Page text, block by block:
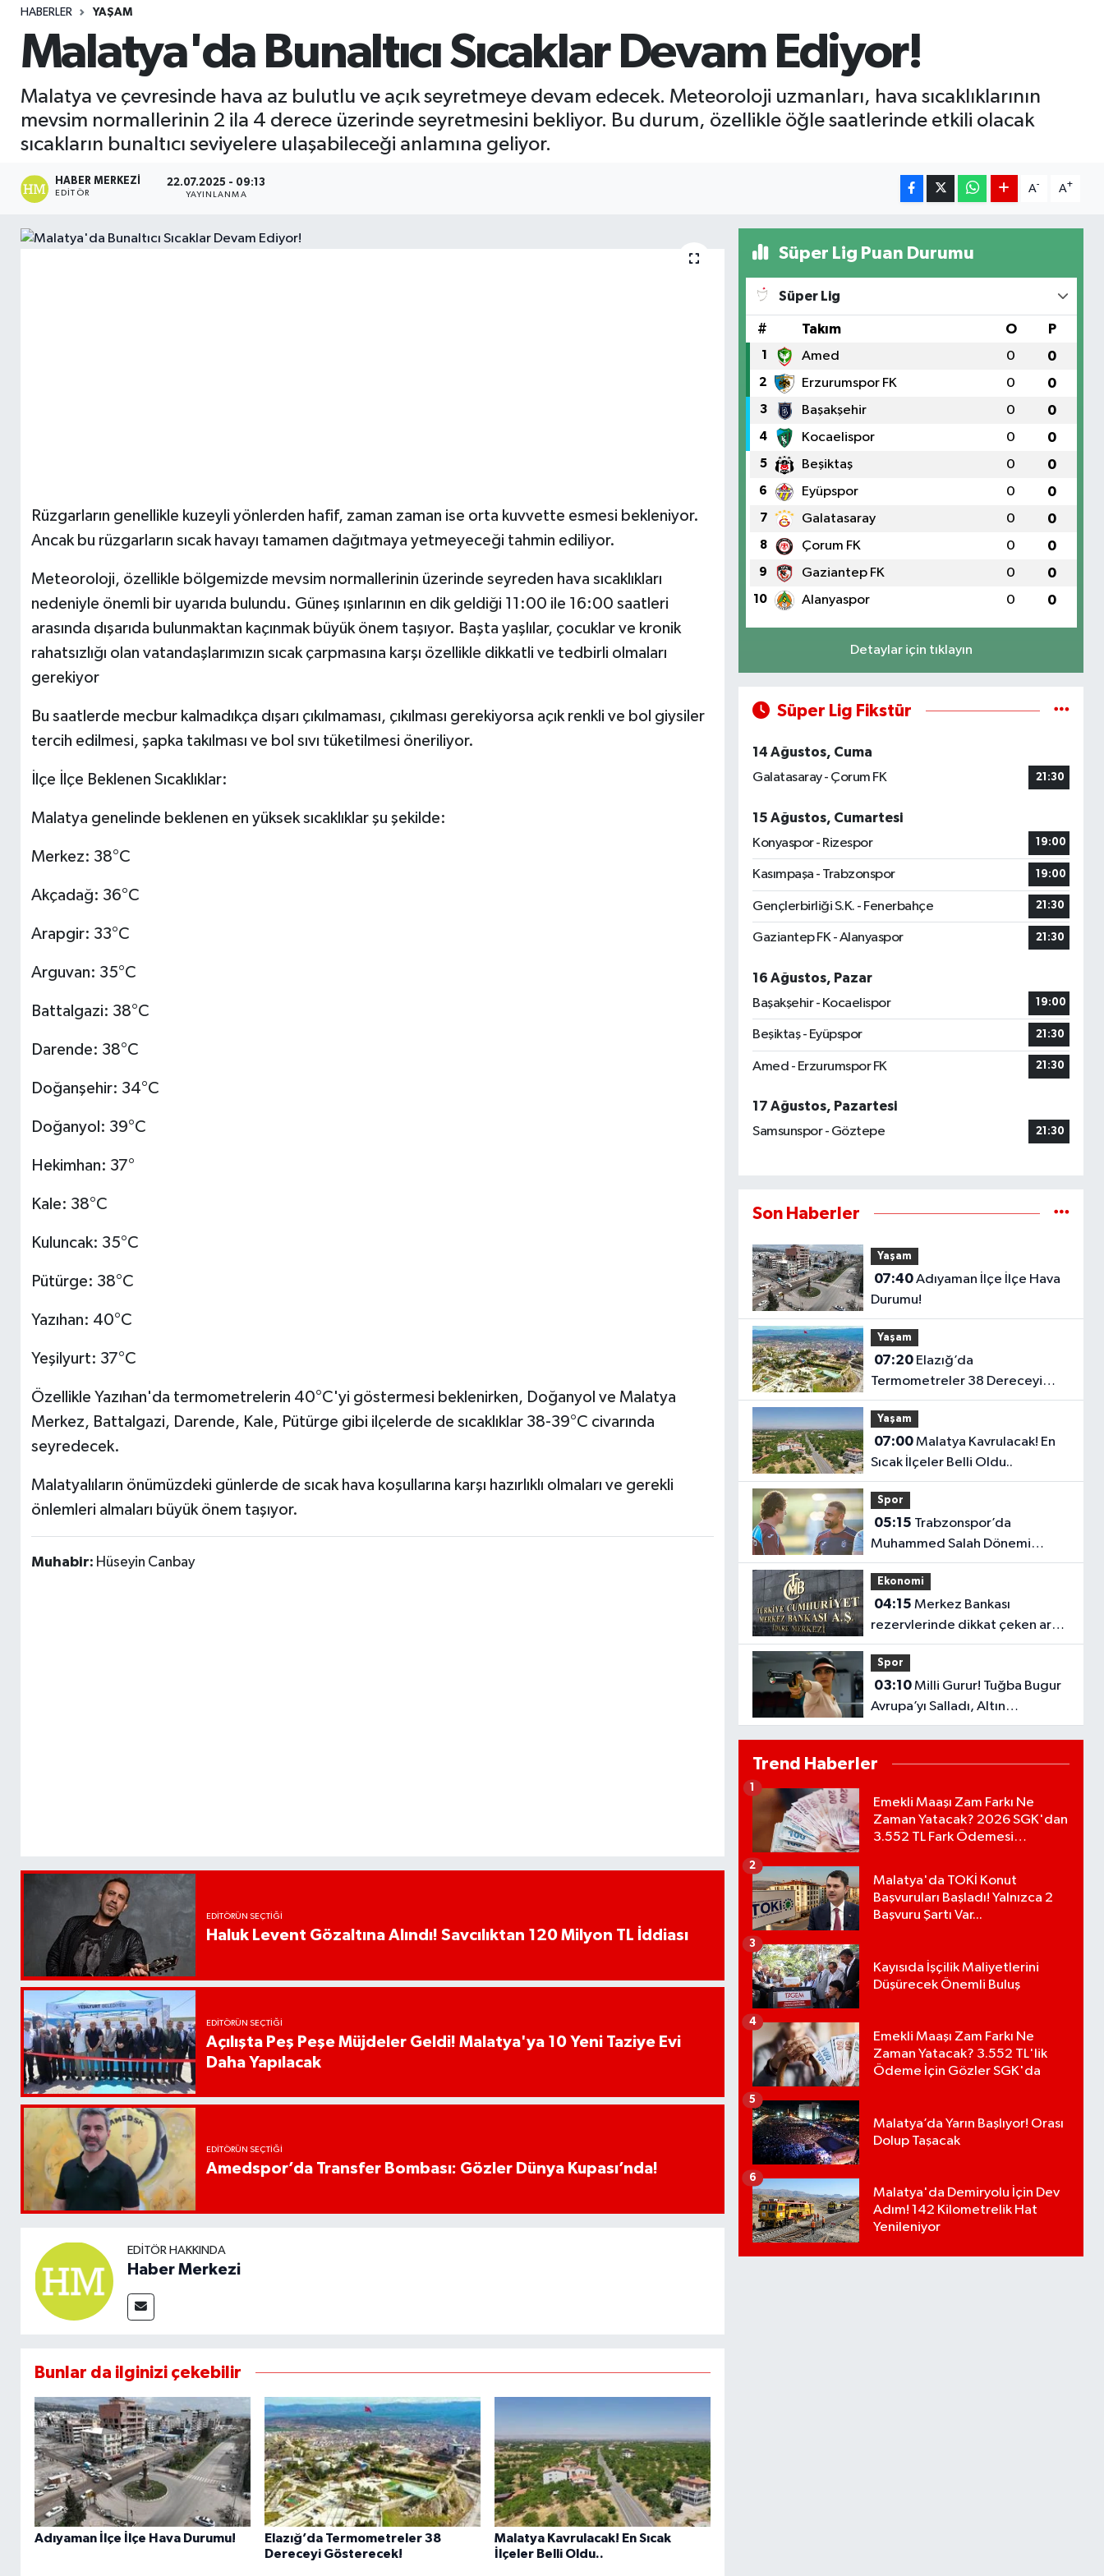
HABERLER YAŞAM
Malatya'da Bunaltıcı Sıcaklar Devam Ediyor!
Malatya ve çevresinde hava az bulutlu ve açık seyretmeye devam edecek. Meteoroloji uzmanları, hava sıcaklıklarının
mevsim normallerinin 2 ila 4 derece üzerinde seyretmesini bekliyor. Bu durum, özellikle öğle saatlerinde etkili olacak
sıcakların bunaltıcı seviyelere ulaşabileceği anlamına geliyor.
HABER MERKEZI
EDITÖR
22.07.2025 - 09:13
YAYINLANMA
A- A+
Rüzgarların genellikle kuzeyli yönlerden hafif, zaman zaman ise orta kuvvette esmesi bekleniyor.
Ancak bu rüzgarların sıcak havayı tamamen dağıtmaya yetmeyeceği tahmin ediliyor.
Meteoroloji, özellikle bölgemizde mevsim normallerinin üzerinde seyreden hava sıcaklıkları
nedeniyle önemli bir uyarıda bulundu. Güneş ışınlarının en dik geldiği 11:00 ile 16:00 saatleri
arasında dışarıda bulunmaktan kaçınmak büyük önem taşıyor. Başta yaşlılar, çocuklar ve kronik
rahatsızlığı olan vatandaşlarımızın sıcak çarpmasına karşı özellikle dikkatli ve tedbirli olmaları
gerekiyor
Bu saatlerde mecbur kalmadıkça dışarı çıkılmaması, çıkılması gerekiyorsa açık renkli ve bol giysiler
tercih edilmesi, şapka takılması ve bol sıvı tüketilmesi öneriliyor.
İlçe İlçe Beklenen Sıcaklıklar:
Malatya genelinde beklenen en yüksek sıcaklıklar şu şekilde:
Merkez: 38°C
Akçadağ: 36°C
Arapgir: 33°C
Arguvan: 35°C
Battalgazi: 38°C
Darende: 38°C
Doğanşehir: 34°C
Doğanyol: 39°C
Hekimhan: 37°
Kale: 38°C
Kuluncak: 35°C
Pütürge: 38°C
Yazıhan: 40°C
Yeşilyurt: 37°C
Özellikle Yazıhan'da termometrelerin 40°C'yi göstermesi beklenirken, Doğanyol ve Malatya
Merkez, Battalgazi, Darende, Kale, Pütürge gibi ilçelerde de sıcaklıklar 38-39°C civarında
seyredecek.
Malatyalıların önümüzdeki günlerde de sıcak hava koşullarına karşı hazırlıklı olmaları ve gerekli
önlemleri almaları büyük önem taşıyor.
Muhabir: Hüseyin Canbay
EDITÖRÜN SEÇTIĞI
Haluk Levent Gözaltına Alındı! Savcılıktan 120 Milyon TL İddiası
EDITÖRÜN SEÇTIĞI
Açılışta Peş Peşe Müjdeler Geldi! Malatya'ya 10 Yeni Taziye Evi
Daha Yapılacak
EDITÖRÜN SEÇTIĞI
Amedspor’da Transfer Bombası: Gözler Dünya Kupası’nda!
EDITÖR HAKKINDA
Haber Merkezi
Bunlar da ilginizi çekebilir
Adıyaman İlçe İlçe Hava Durumu!
Elazığ’da Termometreler 38
Dereceyi Gösterecek!
Malatya Kavrulacak! En Sıcak
İlçeler Belli Oldu..
Süper Lig Puan Durumu
Süper Lig
# Takım O P
1 Amed 0 0
2 Erzurumspor FK 0 0
3 Başakşehir 0 0
4 Kocaelispor 0 0
5 Beşiktaş 0 0
6 Eyüpspor 0 0
7 Galatasaray 0 0
8 Çorum FK 0 0
9 Gaziantep FK 0 0
10 Alanyaspor 0 0
Detaylar için tıklayın
Süper Lig Fikstür
14 Ağustos, Cuma
Galatasaray - Çorum FK
21:30
15 Ağustos, Cumartesi
Konyaspor - Rizespor
19:00
Kasımpaşa - Trabzonspor 19:00
Gençlerbirliği S.K. - Fenerbahçe 21:30
Gaziantep FK - Alanyaspor 21:30
16 Ağustos, Pazar
Başakşehir - Kocaelispor
19:00
Beşiktaş - Eyüpspor 21:30
Amed - Erzurumspor FK 21:30
17 Ağustos, Pazartesi
Samsunspor - Göztepe
21:30
Son Haberler
Yaşam
07:40Adıyaman İlçe İlçe Hava
Durumu!
Yaşam
07:20Elazığ’da
Termometreler 38 Dereceyi
Gösterecek!
Yaşam
07:00Malatya Kavrulacak! En
Sıcak İlçeler Belli Oldu..
Spor
05:15
Muhammed Salah Dönemi
Başladı! Yıldız Futbolcu İlk
Antrenmanına Çıktı..
Ekonomi
04:15
rezervlerinde dikkat çeken artış!
1 haftada 1,8 milyar dolar
yükseldi..
Spor
03:10Milli Gurur! Tuğba Bugur
Avrupa’yı Salladı, Altın
Madalyayı Türkiye’ye Getirdi..
Trend Haberler
Emekli Maaşı Zam Farkı Ne
Zaman Yatacak? 2026 SGK'dan
3.552 TL Fark Ödemesi
1
Malatya'da TOKİ Konut
Başvuruları Başladı! Yalnızca 2
Başvuru Şartı Var...
2
Kayısıda İşçilik Maliyetlerini
Düşürecek Önemli Buluş
3
Emekli Maaşı Zam Farkı Ne
Zaman Yatacak? 3.552 TL'lik
Ödeme İçin Gözler SGK'da
4
Malatya’da Yarın Başlıyor! Orası
Dolup Taşacak
5
Malatya'da Demiryolu İçin Dev
Adım! 142 Kilometrelik Hat
Yenileniyor
6
Seri İlan
Siyaset
Spor
Yaşam